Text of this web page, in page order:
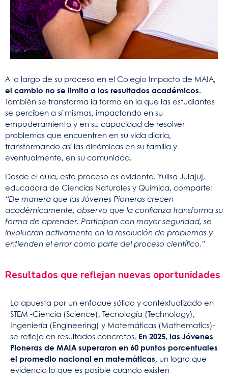
A lo largo de su proceso en el Colegio Impacto de MAIA,
el cambio no se limita a los resultados académicos.
También se transforma la forma en la que las estudiantes
se perciben a sí mismas, impactando en su
empoderamiento y en su capacidad de resolver
problemas que encuentren en su vida diaria,
transformando así las dinámicas en su familia y
eventualmente, en su comunidad.
Desde el aula, este proceso es evidente. Yulisa Julajuj,
educadora de Ciencias Naturales y Química, comparte:
“De manera que las Jóvenes Pioneras crecen
académicamente, observo que la confianza transforma su
forma de aprender. Participan con mayor seguridad, se
involucran activamente en la resolución de problemas y
entienden el error como parte del proceso científico.”
Resultados que reflejan nuevas oportunidades
La apuesta por un enfoque sólido y contextualizado en
STEM -Ciencia (Science), Tecnología (Technology),
Ingeniería (Engineering) y Matemáticas (Mathematics)-
se refleja en resultados concretos. En 2025, las Jóvenes
Pioneras de MAIA superaron en 60 puntos porcentuales
el promedio nacional en matemáticas, un logro que
evidencia lo que es posible cuando existen